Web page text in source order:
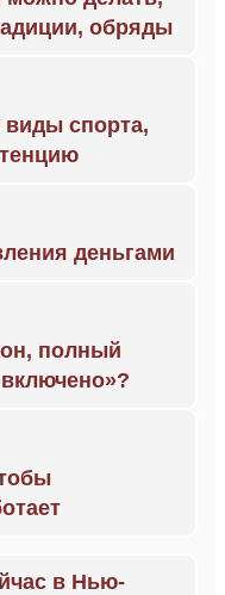
обряды
спорта,
деньгами
полный
в Нью-